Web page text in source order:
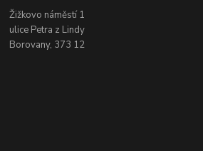
Žižkovo náměstí 1
ulice Petra z Lindy
Borovany, 373 12